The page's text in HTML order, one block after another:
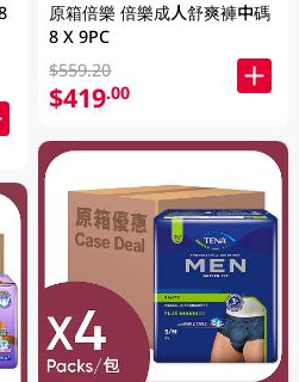
原箱倍樂 倍樂成人舒爽褲中碼
8 X 9PC
$559.20
$419.00